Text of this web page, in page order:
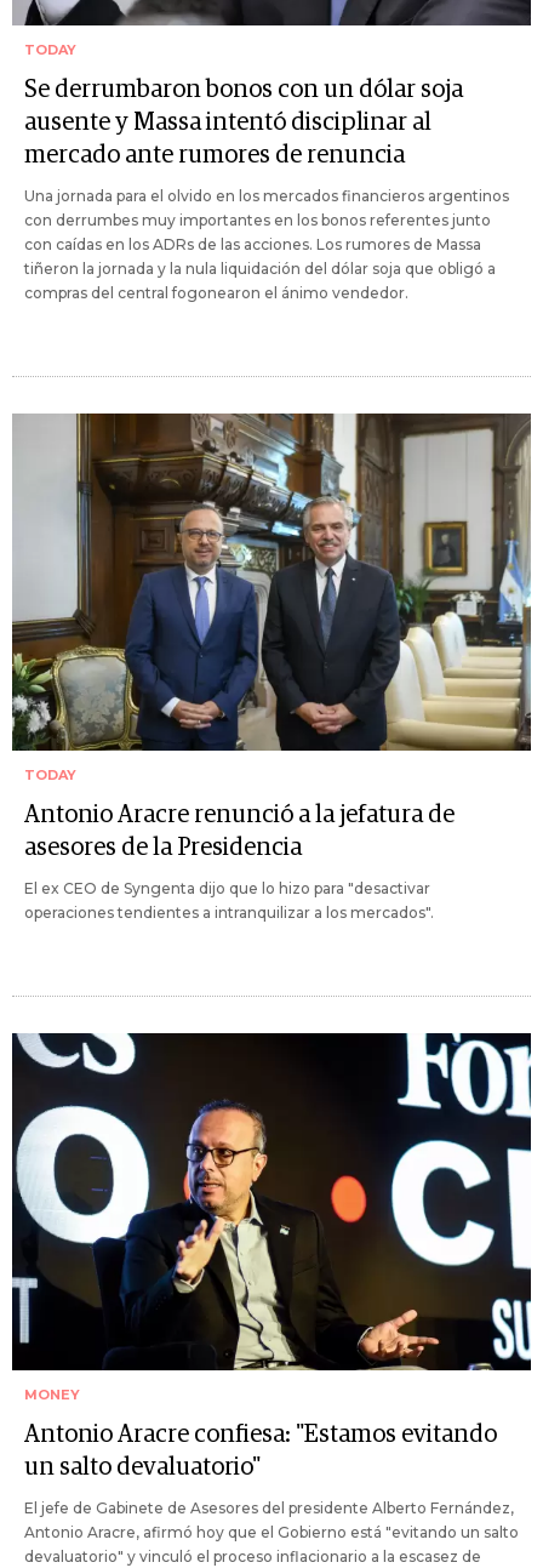
TODAY
Se derrumbaron bonos con un dólar soja
ausente y Massa intentó disciplinar al
mercado ante rumores de renuncia
Una jornada para el olvido en los mercados financieros argentinos
con derrumbes muy importantes en los bonos referentes junto
con caídas en los ADRs de las acciones. Los rumores de Massa
tiñeron la jornada y la nula liquidación del dólar soja que obligó a
compras del central fogonearon el ánimo vendedor.
TODAY
Antonio Aracre renunció a la jefatura de
asesores de la Presidencia
El ex CEO de Syngenta dijo que lo hizo para "desactivar
operaciones tendientes a intranquilizar a los mercados".
MONEY
Antonio Aracre confiesa: "Estamos evitando
un salto devaluatorio"
El jefe de Gabinete de Asesores del presidente Alberto Fernández,
Antonio Aracre, afirmó hoy que el Gobierno está "evitando un salto
devaluatorio" y vinculó el proceso inflacionario a la escasez de